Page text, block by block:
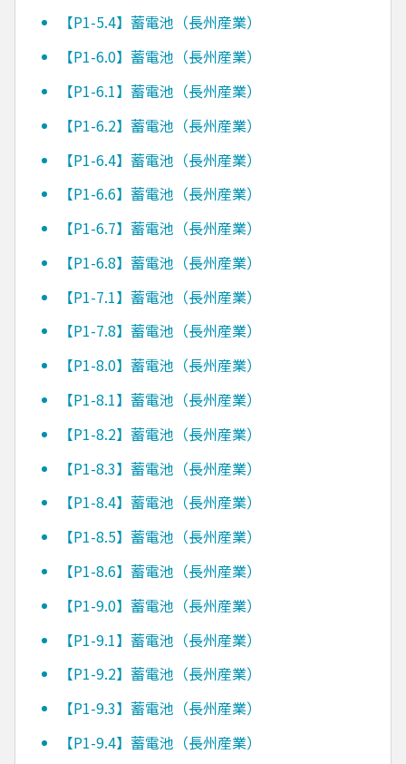
【P1-5.4】蓄電池（長州産業）
【P1-6.0】蓄電池（長州産業）
【P1-6.1】蓄電池（長州産業）
【P1-6.2】蓄電池（長州産業）
【P1-6.4】蓄電池（長州産業）
【P1-6.6】蓄電池（長州産業）
【P1-6.7】蓄電池（長州産業）
【P1-6.8】蓄電池（長州産業）
【P1-7.1】蓄電池（長州産業）
【P1-7.8】蓄電池（長州産業）
【P1-8.0】蓄電池（長州産業）
【P1-8.1】蓄電池（長州産業）
【P1-8.2】蓄電池（長州産業）
【P1-8.3】蓄電池（長州産業）
【P1-8.4】蓄電池（長州産業）
【P1-8.5】蓄電池（長州産業）
【P1-8.6】蓄電池（長州産業）
【P1-9.0】蓄電池（長州産業）
【P1-9.1】蓄電池（長州産業）
【P1-9.2】蓄電池（長州産業）
【P1-9.3】蓄電池（長州産業）
【P1-9.4】蓄電池（長州産業）